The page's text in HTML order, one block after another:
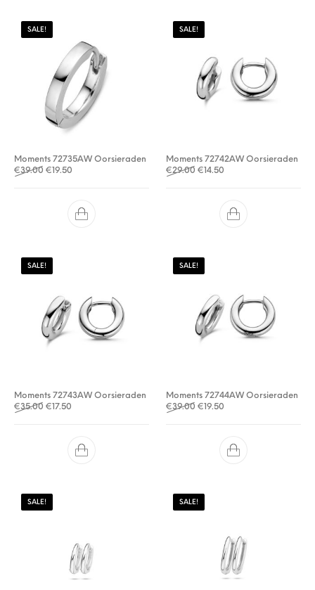
SALE!
Moments 72735AW Oorsieraden
€39.00 Oorspronkelijke prijs was: €39.00.
€19.50
SALE!
Moments 72742AW Oorsieraden
€29.00 Oorspronkelijke prijs was:
€14.50
SALE!
Moments 72743AW Oorsieraden
€35.00 Oorspronkelijke prijs was: €35.00.
€17.50
SALE!
Moments 72744AW Oorsieraden
€39.00 Oorspronkelijke prijs was:
€19.50
SALE! SALE!